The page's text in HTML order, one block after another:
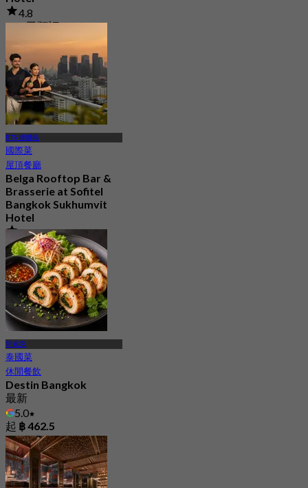
4.8
481 已預訂
BTS 娜娜站
國際菜
屋頂餐廳
Belga Rooftop Bar &
Brasserie at Sofitel
Bangkok Sukhumvit
Hotel
4.6
1.4K 已預訂
起฿ 996.66
阿索克
泰國菜
休閒餐飲
Destin Bangkok
最新
5.0
起 ฿ 462.5